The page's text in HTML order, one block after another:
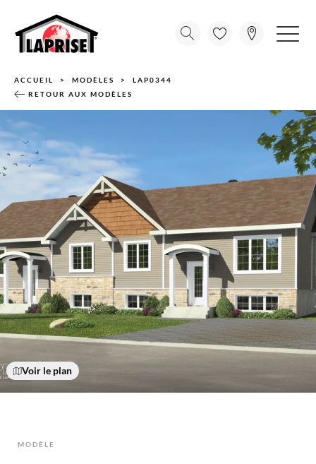
ACCUEIL MODÈLES
LAP0344
RETOUR AUX MODÈLES
Voir le plan
MODÈLE